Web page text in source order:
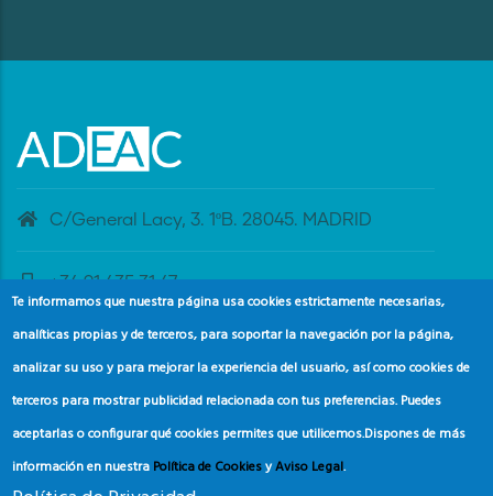
C/General Lacy, 3. 1ºB. 28045. MADRID
+34 91 435 31 47
banderaazul@adeac.es
Te informamos que nuestra página usa cookies estrictamente necesarias,
analíticas propias y de terceros, para soportar la navegación por la página,
analizar su uso y para mejorar la experiencia del usuario, así como cookies de
terceros para mostrar publicidad relacionada con tus preferencias. Puedes
aceptarlas o configurar qué cookies permites que utilicemos.Dispones de más
información en nuestra Política de CookiesyAviso Legal.